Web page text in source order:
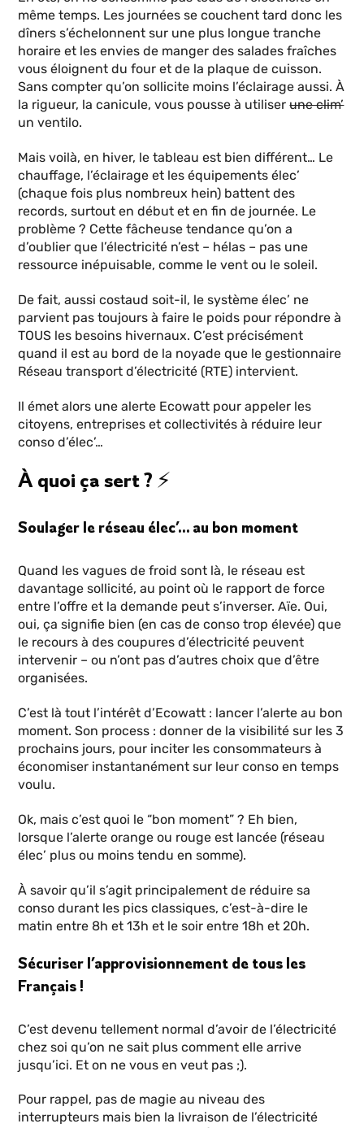
même temps. Les journées se couchent tard donc les
dîners s’échelonnent sur une plus longue tranche
horaire et les envies de manger des salades fraîches
vous éloignent du four et de la plaque de cuisson.
Sans compter qu’on sollicite moins l’éclairage aussi. À
la rigueur, la canicule, vous pousse à utiliserune clim’
un ventilo.
Mais voilà, en hiver, le tableau est bien différent… Le
chauffage, l’éclairage et les équipements élec’
(chaque fois plus nombreux hein) battent des
records, surtout en début et en fin de journée. Le
problème ? Cette fâcheuse tendance qu’on a
d’oublier que l’électricité n’est – hélas – pas une
ressource inépuisable, comme le vent ou le soleil.
De fait, aussi costaud soit-il, le système élec’ ne
parvient pas toujours à faire le poids pour répondre à
TOUS les besoins hivernaux. C’est précisément
quand il est au bord de la noyade que le gestionnaire
Réseau transport d’électricité (RTE) intervient.
Il émet alors une alerte Ecowatt pour appeler les
citoyens, entreprises et collectivités à réduire leur
conso d’élec’…
À quoi ça sert ? ⚡
Soulager le réseau élec’… au bon moment
Quand les vagues de froid sont là, le réseau est
davantage sollicité, au point où le rapport de force
entre l’offre et la demande peut s’inverser. Aïe. Oui,
oui, ça signifie bien (en cas de conso trop élevée) que
le recours à des coupures d’électricité peuvent
intervenir – ou n’ont pas d’autres choix que d’être
organisées.
C’est là tout l’intérêt d’Ecowatt : lancer l’alerte au bon
moment. Son process : donner de la visibilité sur les 3
prochains jours, pour inciter les consommateurs à
économiser instantanément sur leur conso en temps
voulu.
Ok, mais c’est quoi le “bon moment” ? Eh bien,
lorsque l’alerte orange ou rouge est lancée (réseau
élec’ plus ou moins tendu en somme).
À savoir qu’il s’agit principalement de réduire sa
conso durant les pics classiques, c’est-à-dire le
matin entre 8h et 13h et le soir entre 18h et 20h.
Sécuriser l’approvisionnement de tous les
Français !
C’est devenu tellement normal d’avoir de l’électricité
chez soi qu’on ne sait plus comment elle arrive
jusqu’ici. Et on ne vous en veut pas ;).
Pour rappel, pas de magie au niveau des
interrupteurs mais bien la livraison de l’électricité